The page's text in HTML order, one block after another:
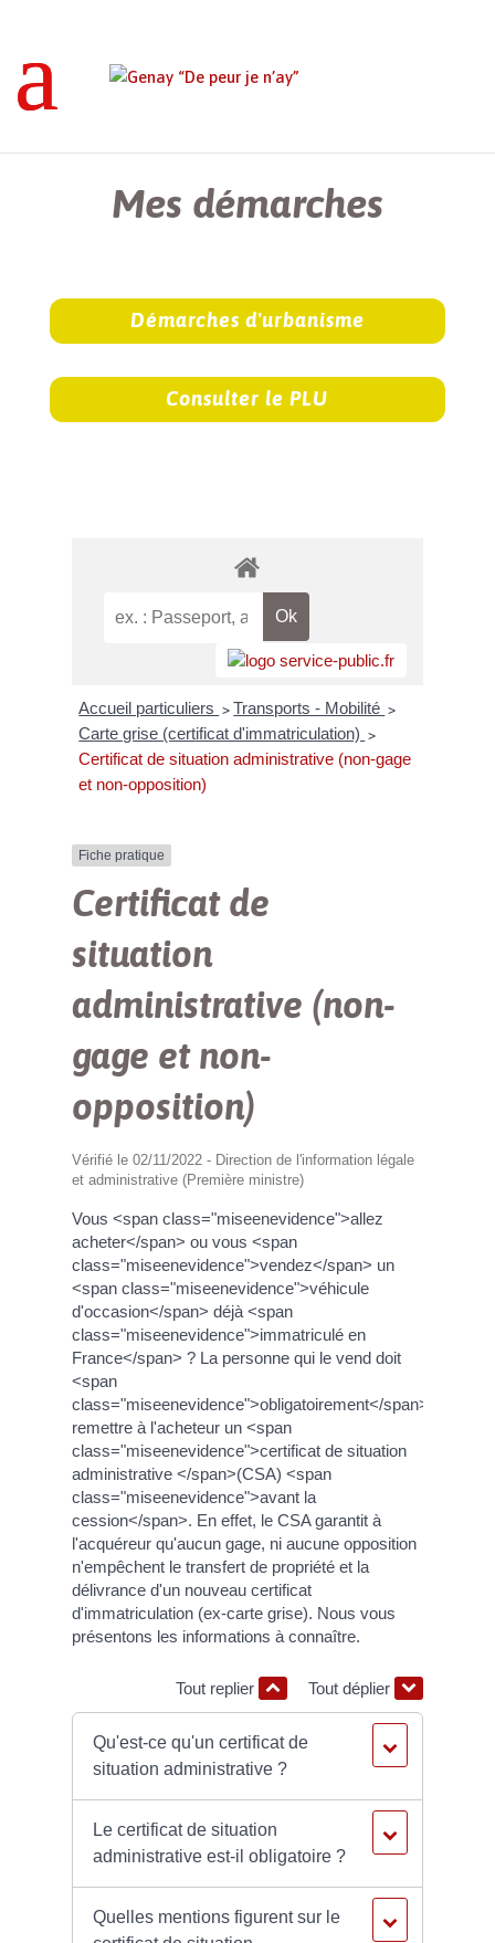
Mes démarches
Démarches d'urbanisme
Consulter le PLU
Accueil particuliers > Transports - Mobilité >
Carte grise (certificat d'immatriculation) >
Certificat de situation administrative (non-gage
et non-opposition)
Fiche pratique
Certificat de
situation
administrative (non-
gage et non-
opposition)
Vérifié le 02/11/2022 - Direction de l'information légale
et administrative (Première ministre)
Vous <span class="miseenevidence">allez
acheter</span> ou vous <span
class="miseenevidence">vendez</span> un
<span class="miseenevidence">véhicule
d'occasion</span> déjà <span
class="miseenevidence">immatriculé en
France</span> ? La personne qui le vend doit
<span
class="miseenevidence">obligatoirement</span>
remettre à l'acheteur un <span
class="miseenevidence">certificat de situation
administrative </span>(CSA) <span
class="miseenevidence">avant la
cession</span>. En effet, le CSA garantit à
l'acquéreur qu'aucun gage, ni aucune opposition
n'empêchent le transfert de propriété et la
délivrance d'un nouveau certificat
d'immatriculation (ex-carte grise). Nous vous
présentons les informations à connaître.
Tout replier Tout déplier
Qu'est-ce qu'un certificat de
situation administrative ?
Le certificat de situation
administrative est-il obligatoire ?
Quelles mentions figurent sur le